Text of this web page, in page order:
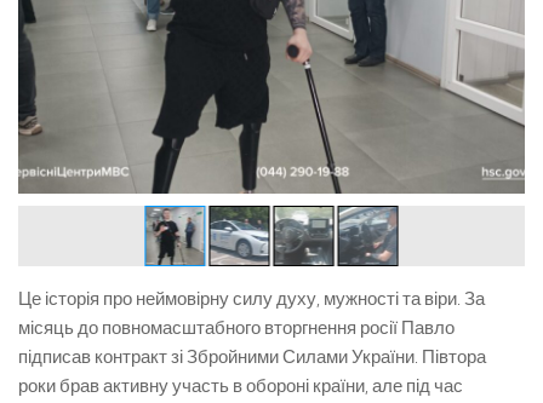
Це історія про неймовірну силу духу, мужності та віри. За
місяць до повномасштабного вторгнення росії Павло
підписав контракт зі Збройними Силами України. Півтора
роки брав активну участь в обороні країни, але під час